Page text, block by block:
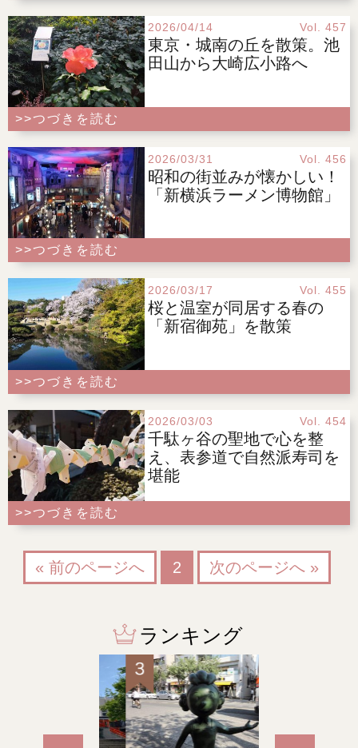
2026/04/14 Vol. 457
東京・城南の丘を散策。池
田山から大崎広小路へ
>>つづきを読む
2026/03/31 Vol. 456
昭和の街並みが懐かしい！
「新横浜ラーメン博物館」
>>つづきを読む
2026/03/17 Vol. 455
桜と温室が同居する春の
「新宿御苑」を散策
>>つづきを読む
2026/03/03 Vol. 454
千駄ヶ谷の聖地で心を整
え、表参道で自然派寿司を
堪能
>>つづきを読む
« 前のページへ 2 次のページへ »
ランキング